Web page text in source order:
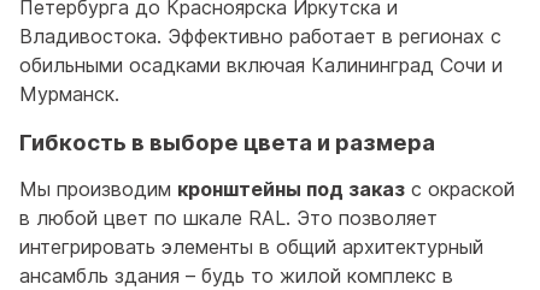
Петербурга до Красноярска Иркутска и
Владивостока. Эффективно работает в регионах с
обильными осадками включая Калининград Сочи и
Мурманск.
Гибкость в выборе цвета и размера
Мы производим кронштейны под заказ с окраской
в любой цвет по шкале RAL. Это позволяет
интегрировать элементы в общий архитектурный
ансамбль здания – будь то жилой комплекс в